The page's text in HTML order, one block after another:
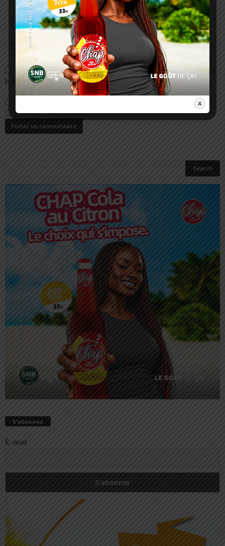
Enregistrer mon nom, email et site web dans ce navigateur pour
la prochaine fois que je commenterai.
Prévenez-moi de tous les nouveaux commentaires par e-mail.
Prévenez-moi de tous les nouveaux articles par e-mail.
S’abonnez
E-mail